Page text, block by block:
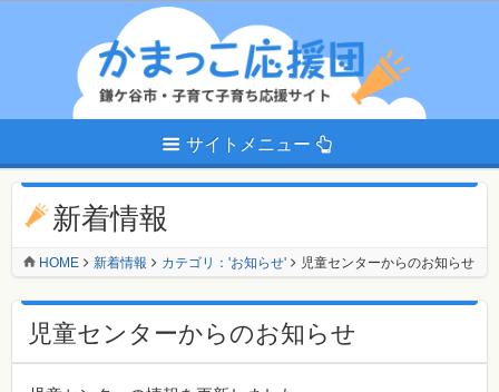
サイトメニュー
新着情報
HOME 新着情報 カテゴリ：'お知らせ' 児童センターからのお知らせ
児童センターからのお知らせ